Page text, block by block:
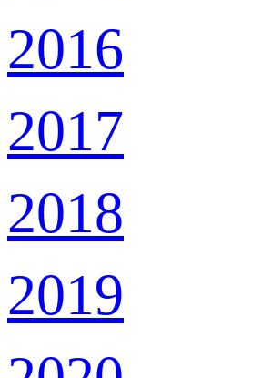
2016
2017
2018
2019